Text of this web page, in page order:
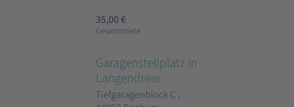
35,00 €
Gesamtmiete
Garagenstellplatz in
Langendreer
Tiefgaragenblock C ,